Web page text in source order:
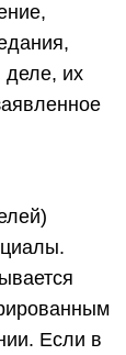
деле, их
Если в